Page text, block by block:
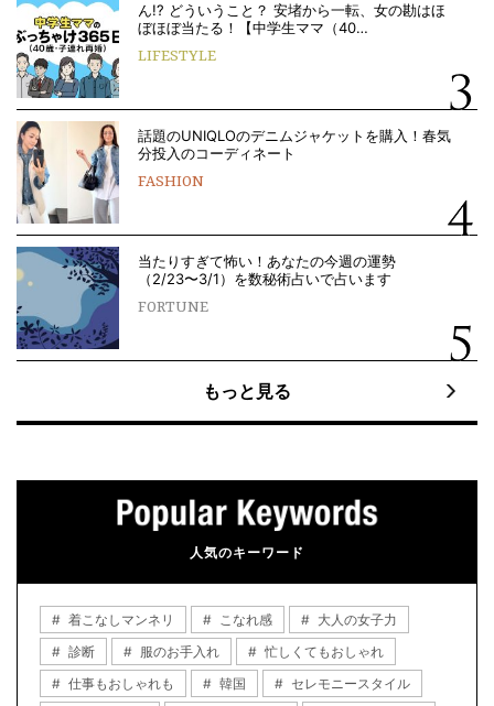
ん!? どういうこと？ 安堵から一転、女の勘はほ
ぼほぼ当たる！【中学生ママ（40…
LIFESTYLE
話題のUNIQLOのデニムジャケットを購入！春気
分投入のコーディネート
FASHION
当たりすぎて怖い！あなたの今週の運勢
（2/23〜3/1）を数秘術占いで占います
FORTUNE
もっと見る
人気のキーワード
着こなしマンネリ こなれ感
大人の女子力
診断
服のお手入れ
忙しくてもおしゃれ
仕事もおしゃれも
韓国
セレモニースタイル